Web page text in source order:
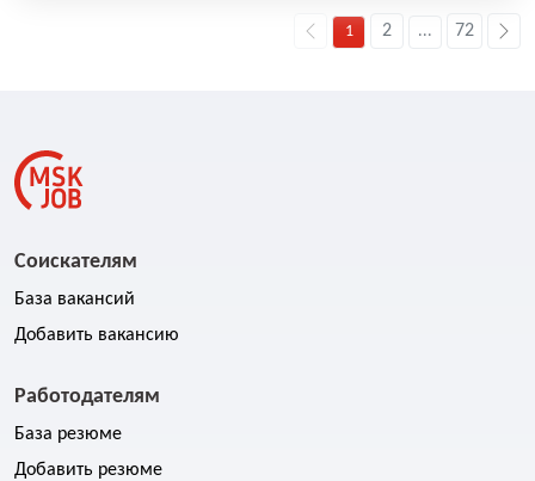
1 2 ... 72
Соискателям
База вакансий
Добавить вакансию
Работодателям
База резюме
Добавить резюме